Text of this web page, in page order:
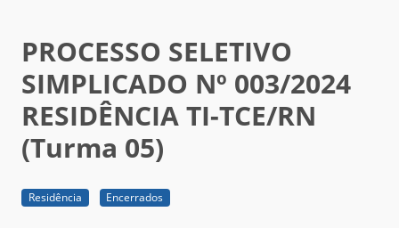
PROCESSO SELETIVO
SIMPLICADO Nº 003/2024
RESIDÊNCIA TI-TCE/RN
(Turma 05)
Residência Encerrados